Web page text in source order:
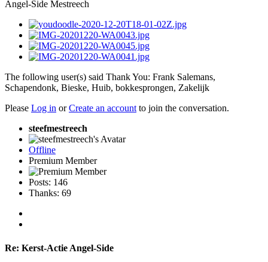
Angel-Side Mestreech
The following user(s) said Thank You: Frank Salemans,
Schapendonk, Bieske, Huib, bokkesprongen, Zakelijk
Please Log in orCreate an accountto join the conversation.
steefmestreech
Offline
Premium Member
Posts: 146
Thanks: 69
Re: Kerst-Actie Angel-Side